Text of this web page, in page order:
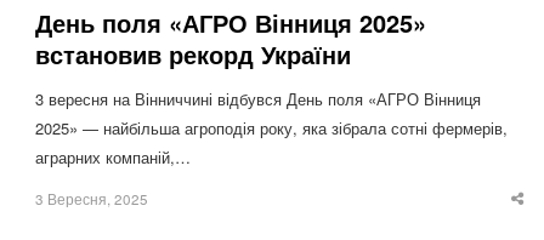
День поля «АГРО Вінниця 2025»
встановив рекорд України
3 вересня на Вінниччині відбувся День поля «АГРО Вінниця
2025» — найбільша агроподія року, яка зібрала сотні фермерів,
аграрних компаній,…
3 Вересня, 2025